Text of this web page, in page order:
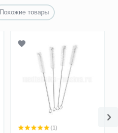
Похожие товары
(1)